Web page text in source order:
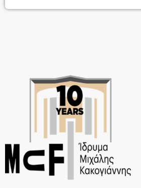
σκηνοθετήσει τον Χάρη Τζωρτζάκη στον